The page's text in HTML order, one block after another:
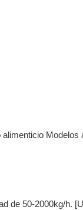
Modelos
de 50-2000kg/h.